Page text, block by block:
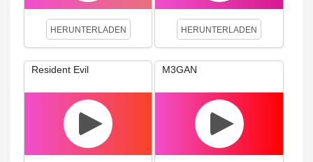
HERUNTERLADEN HERUNTERLADEN
Resident Evil M3GAN